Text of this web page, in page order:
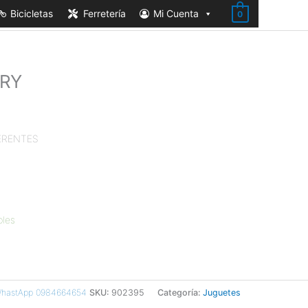
Bicicletas Ferretería Mi Cuenta 0
0984664654 SKU: 902395 Categoría: Juguetes